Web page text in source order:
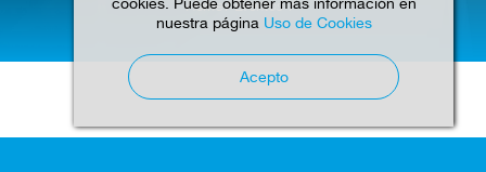
nuestra página Uso de Cookies
Acepto
Home Eventos